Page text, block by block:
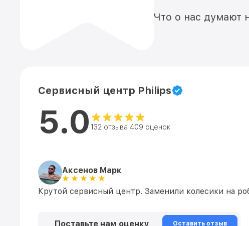
Что о нас думают
Сервисный центр Philips
5.0 132 отзыва 409 оценок
Аксенов Марк
Крутой сервисный центр. Заменили колесики на
Поставьте нам оценку Оставить отзыв